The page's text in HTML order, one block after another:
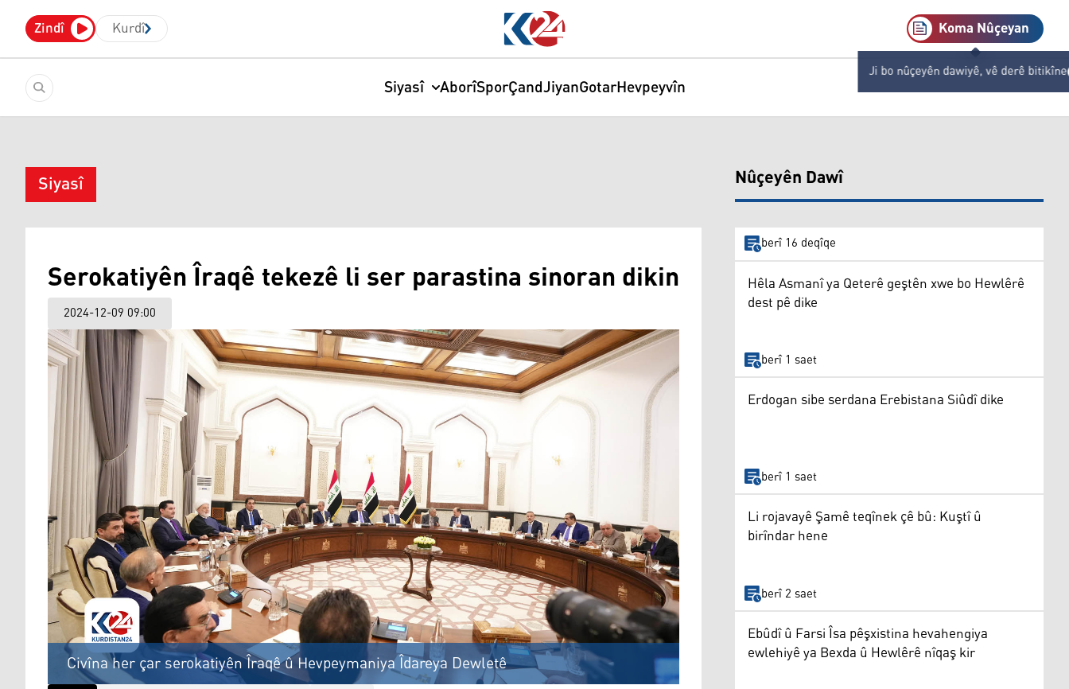
Zindî Kurdî Koma Nûçeyan
Ji bo nûçeyên dawiyê, vê derê bitikîne
Siyasî AborîSporÇandJiyanGotarHevpeyvîn
Siyasî
Serokatiyên Îraqê tekezê li ser parastina sinoran dikin
2024-12-09 09:00
Civîna her çar serokatiyên Îraqê û Hevpeymaniya Îdareya Dewletê
Nûçeyên Dawî
berî 16 deqîqe
Hêla Asmanî ya Qeterê geştên xwe bo Hewlêrê
dest pê dike
berî 1 saet
Erdogan sibe serdana Erebistana Siûdî dike
berî 1 saet
Li rojavayê Şamê teqînek çê bû: Kuştî û
birîndar hene
berî 2 saet
Ebûdî û Farsi Îsa pêşxistina hevahengiya
ewlehiyê ya Bexda û Hewlêrê nîqaş kir